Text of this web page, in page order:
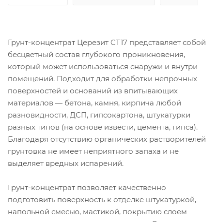
Грунт-концентрат Церезит CT17 представляет собой
бесцветный состав глубокого проникновения,
который может использоваться снаружи и внутри
помещений. Подходит для обработки непрочных
поверхностей и оснований из впитывающих
материалов — бетона, камня, кирпича любой
разновидности, ДСП, гипсокартона, штукатурки
разных типов (на основе извести, цемента, гипса).
Благодаря отсутствию органических растворителей
грунтовка не имеет неприятного запаха и не
выделяет вредных испарений.
Грунт-концентрат позволяет качественно
подготовить поверхность к отделке штукатуркой,
напольной смесью, мастикой, покрытию слоем